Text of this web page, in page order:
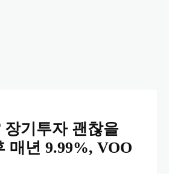
장기투자 괜찮을
매년 9.99%, VOO